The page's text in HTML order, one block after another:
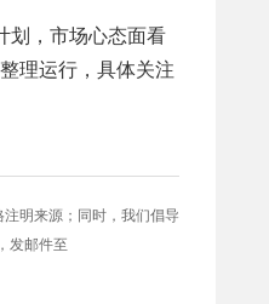
划，市场心态面看
理运行，具体关注
明来源；同时，我们倡导
发邮件至